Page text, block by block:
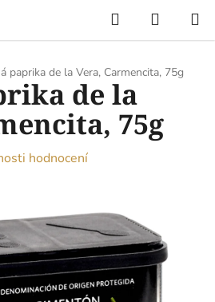
Hledat
KOŠÍK
paprika de la Vera, Carmencita, 75g
de la
75g
hodnocení